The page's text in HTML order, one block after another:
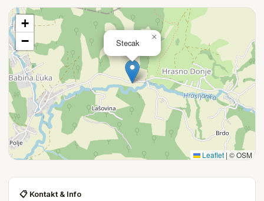
Stecak
×
+
−
Leaflet | © OSM
📋 Kontakt & Info